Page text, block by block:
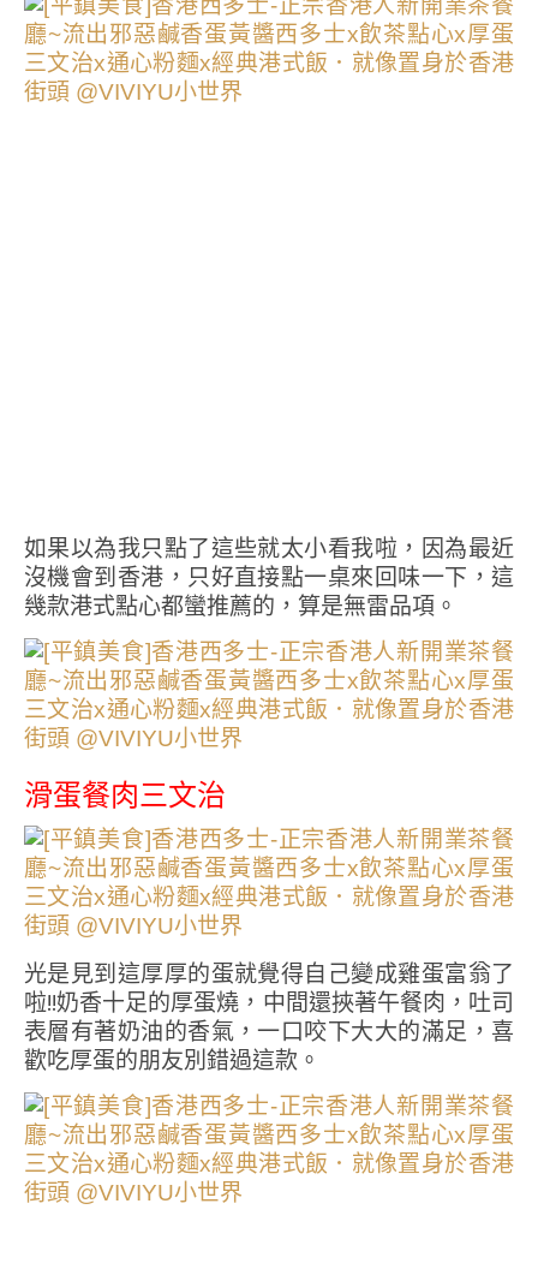
如果以為我只點了這些就太小看我啦，因為最近
沒機會到香港，只好直接點一桌來回味一下，這
幾款港式點心都蠻推薦的，算是無雷品項。
滑蛋餐肉三文治
光是見到這厚厚的蛋就覺得自己變成雞蛋富翁了
啦!!奶香十足的厚蛋燒，中間還挾著午餐肉，吐司
表層有著奶油的香氣，一口咬下大大的滿足，喜
歡吃厚蛋的朋友別錯過這款。